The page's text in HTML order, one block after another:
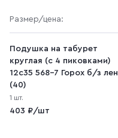
Размер/цена:
Подушка на табурет
круглая (с 4 пиковками)
12с35 568-7 Горох б/з лен
(40)
1 шт.
403 ₽/шт